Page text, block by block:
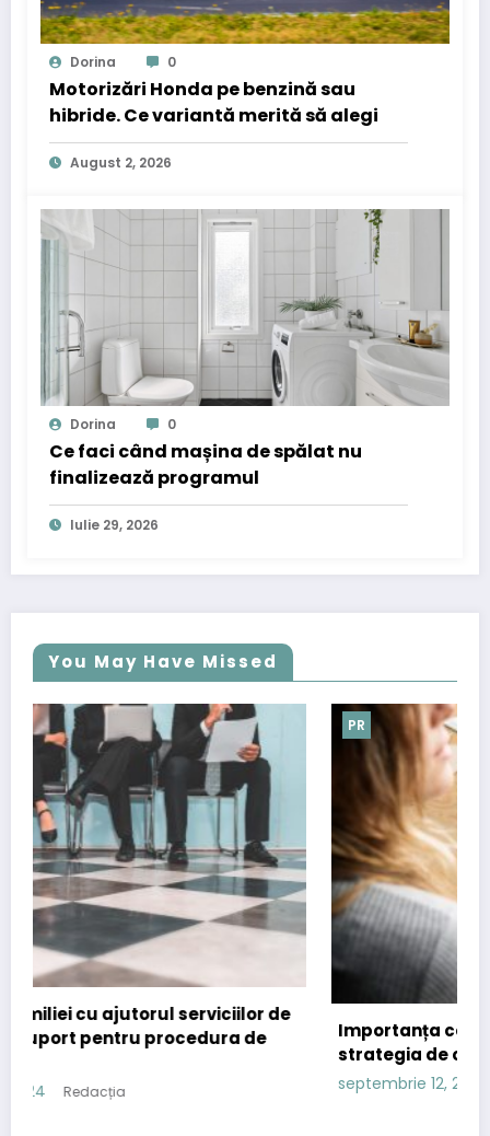
Dorina 0
Motorizări Honda pe benzină sau
hibride. Ce variantă merită să alegi
August 2, 2026
Dorina 0
Ce faci când mașina de spălat nu
finalizează programul
Iulie 29, 2026
You May Have Missed
Importanța comunicatelor de presă în
strategia de content marketing
septembrie 12, 2024